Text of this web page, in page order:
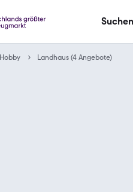
Suchen
Hobby Landhaus (4 Angebote)